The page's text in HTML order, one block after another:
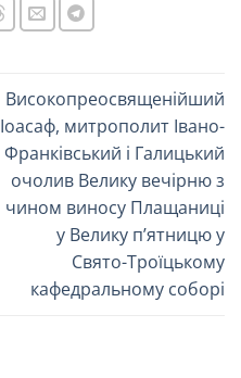
Високопреосвященійший
Іоасаф, митрополит Івано-
Франківський і Галицький
очолив Велику вечірню з
чином виносу Плащаниці
у Велику пʼятницю у
Свято-Троїцькому
кафедральному соборі